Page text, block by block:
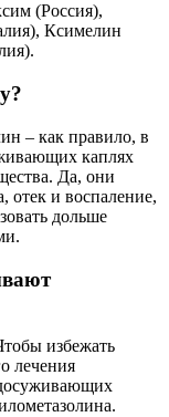
(Россия),
Ксимелин
– как правило, в
каплях
Да, они
отек и воспаление,
дольше
избежать
лечения